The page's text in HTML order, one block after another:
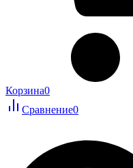
Корзина0
Сравнение0